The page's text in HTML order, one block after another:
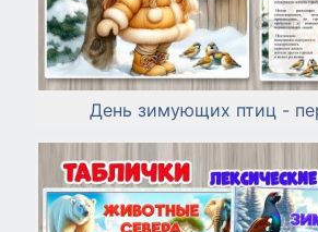
День зимующих птиц -